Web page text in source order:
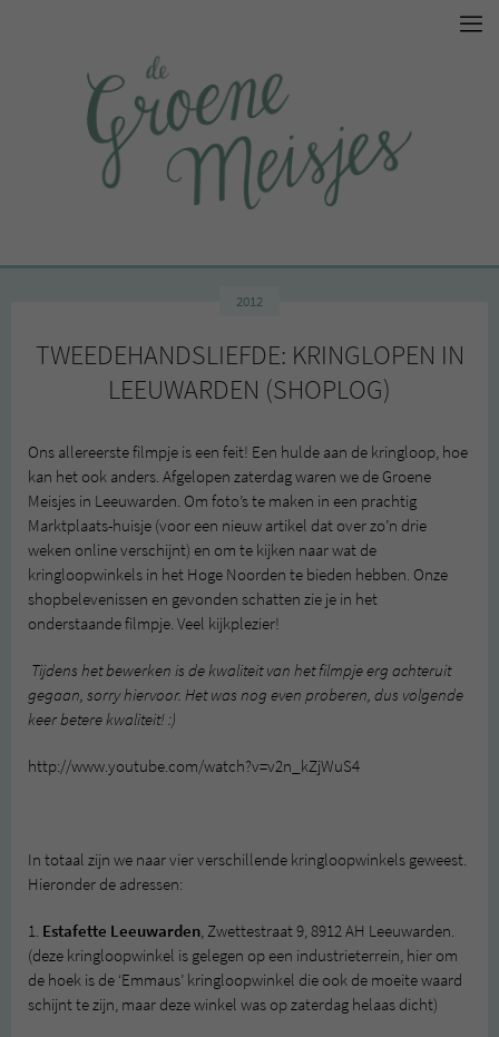
2012
TWEEDEHANDSLIEFDE: KRINGLOPEN IN
LEEUWARDEN (SHOPLOG)
Ons allereerste filmpje is een feit! Een hulde aan de kringloop, hoe
kan het ook anders. Afgelopen zaterdag waren we de Groene
Meisjes in Leeuwarden. Om foto’s te maken in een prachtig
Marktplaats-huisje (voor een nieuw artikel dat over zo’n drie
weken online verschijnt) en om te kijken naar wat de
kringloopwinkels in het Hoge Noorden te bieden hebben. Onze
shopbelevenissen en gevonden schatten zie je in het
onderstaande filmpje. Veel kijkplezier!
Tijdens het bewerken is de kwaliteit van het filmpje erg achteruit
gegaan, sorry hiervoor. Het was nog even proberen, dus volgende
keer betere kwaliteit! :)
http://www.youtube.com/watch?v=v2n_kZjWuS4
In totaal zijn we naar vier verschillende kringloopwinkels geweest.
Hieronder de adressen:
1. Estafette Leeuwarden, Zwettestraat 9, 8912 AH Leeuwarden.
(deze kringloopwinkel is gelegen op een industrieterrein, hier om
de hoek is de ‘Emmaus’ kringloopwinkel die ook de moeite waard
schijnt te zijn, maar deze winkel was op zaterdag helaas dicht)